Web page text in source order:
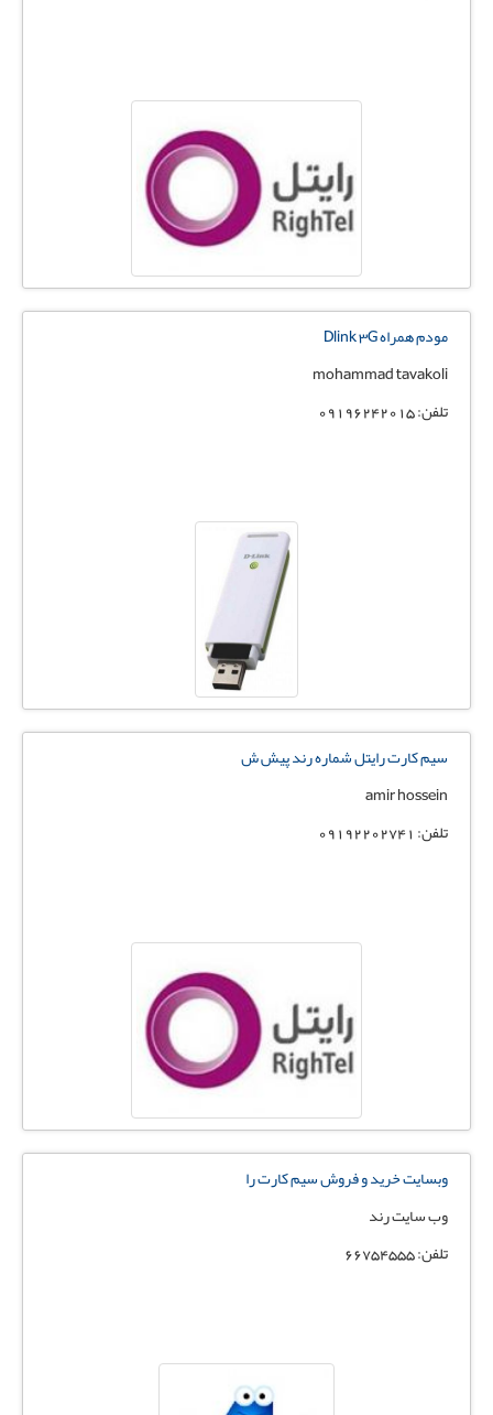
مودم همراه Dlink 3G
mohammad tavakoli
تلفن: 09196242015
سیم کارت رایتل شماره رند پیش ش
amir hossein
تلفن: 09192202741
وبسایت خرید و فروش سیم کارت را
وب سایت رند
تلفن: 66754555